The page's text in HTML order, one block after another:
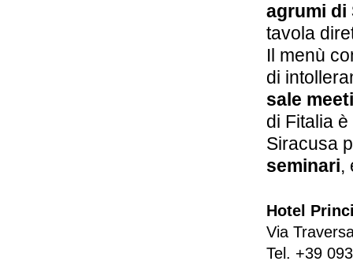
agrumi di
tavola
Il menù
di
sale
di Fitalia
Siracusa
seminari,
Hotel
Via
Tel. +39